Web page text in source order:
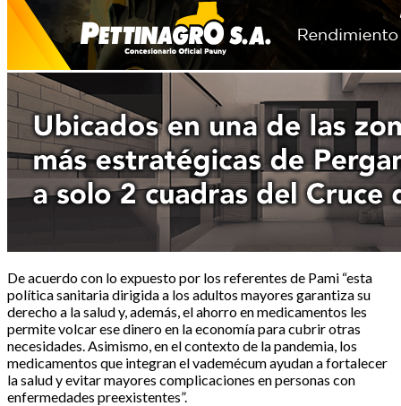
De acuerdo con lo expuesto por los referentes de Pami “esta
política sanitaria dirigida a los adultos mayores garantiza su
derecho a la salud y, además, el ahorro en medicamentos les
permite volcar ese dinero en la economía para cubrir otras
necesidades. Asimismo, en el contexto de la pandemia, los
medicamentos que integran el vademécum ayudan a fortalecer
la salud y evitar mayores complicaciones en personas con
enfermedades preexistentes”.